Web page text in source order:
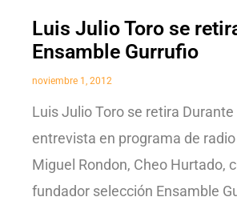
Luis Julio Toro se
Ensamble Gurrufio
noviembre 1, 2012
Luis Julio Toro se retira Durante
entrevista en programa de
Miguel Rondon, Cheo Hurtado,
fundador selección Ensamble